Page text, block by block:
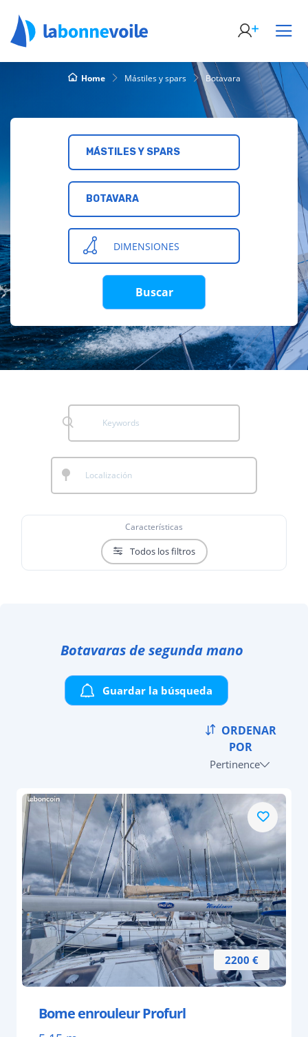
Home Mástiles y spars Botavara
MÁSTILES Y SPARS
BOTAVARA
DIMENSIONES
Buscar
Características
Todos los filtros
Botavaras de segunda mano
Guardar la búsqueda
ORDENAR
POR
Pertinence
2200 €
Bome enrouleur Profurl